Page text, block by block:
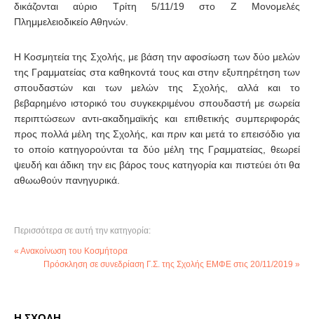
δικάζονται αύριο Τρίτη 5/11/19 στο Ζ Μονομελές
Πλημμελειοδικείο Αθηνών.
Η Κοσμητεία της Σχολής, με βάση την αφοσίωση των δύο μελών
της Γραμματείας στα καθηκοντά τους και στην εξυπηρέτηση των
σπουδαστών και των μελών της Σχολής, αλλά και το
βεβαρημένο ιστορικό του συγκεκριμένου σπουδαστή με σωρεία
περιπτώσεων αντι-ακαδημαϊκής και επιθετικής συμπεριφοράς
προς πολλά μέλη της Σχολής, και πριν και μετά το επεισόδιο για
το οποίο κατηγορούνται τα δύο μέλη της Γραμματείας, θεωρεί
ψευδή και άδικη την εις βάρος τους κατηγορία και πιστεύει ότι θα
αθωωθούν πανηγυρικά.
Περισσότερα σε αυτή την κατηγορία:
« Ανακοίνωση του Κοσμήτορα
Πρόσκληση σε συνεδρίαση Γ.Σ. της Σχολής ΕΜΦΕ στις 20/11/2019 »